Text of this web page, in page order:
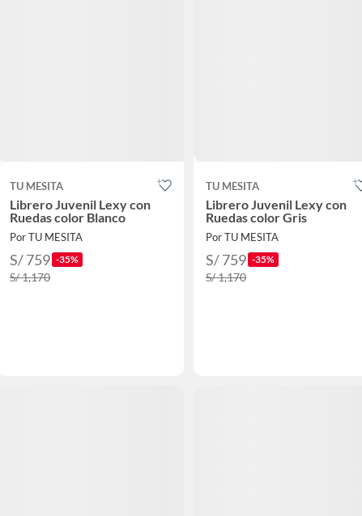
TU MESITA
Librero Juvenil Lexy con
Ruedas color Blanco
Por TU MESITA
S/ 759 -35%
S/ 1,170
TU MESITA
Librero Juvenil Lexy con
Ruedas color Gris
Por TU MESITA
S/ 759 -35%
S/ 1,170